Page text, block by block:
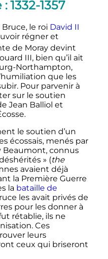
: 1332-1357
le roi David II
régner et
de Moray devint
III, bien qu’il ait
Northampton,
que les
Pour parvenir à
sur le soutien
Jean Balliol et
le soutien d’un
écossais, menés par
Beaumont, connus
» (the
avaient déjà
la Première Guerre
la bataille de
les avait privés de
pour les donner à
rétablie, ils ne
Ces
leurs
ceux qui briseront